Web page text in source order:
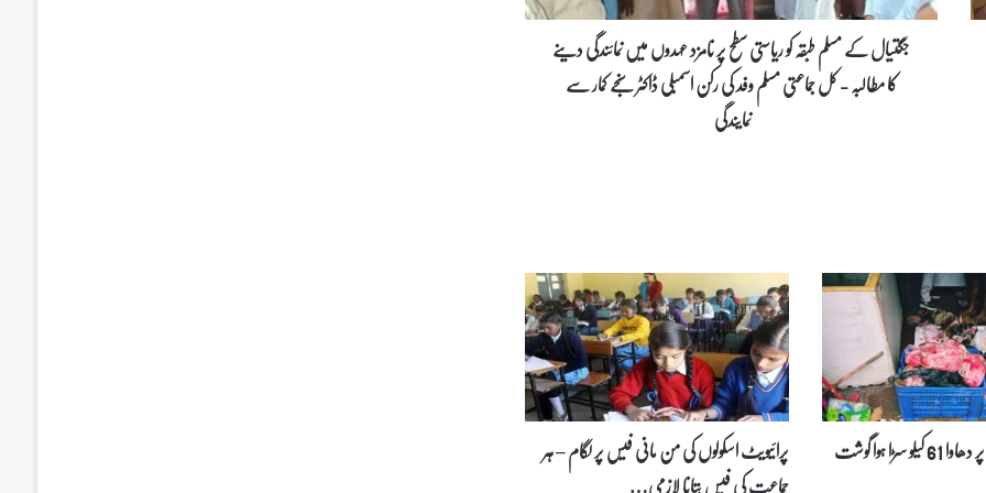
م
ی
ا
س
ت
ی
س
ط
ح
پ
جگتیال کے مسلم طبقہ کو ریاستی سطح پر نامزد عہدوں میں نمائندگی دینے
کا مطالبہ - کل جماعتی مسلم وفد کی رکن اسمبلی ڈاکٹر سنجے کمار سے
نمایندگی
حیدرآباد میں دکان پر دھاوا 61 کیلو سڑا ہوا گوشت پرائیویٹ اسکولوں کی من مانی فیس پر لگام – ہر